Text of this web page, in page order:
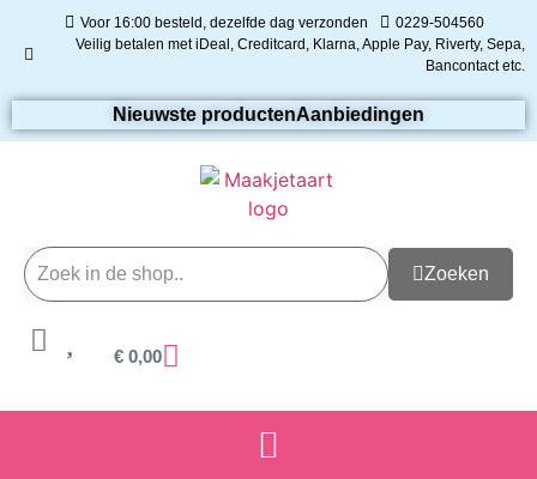
Voor 16:00 besteld, dezelfde dag verzonden
0229-504560
Veilig betalen met iDeal, Creditcard, Klarna, Apple Pay, Riverty, Sepa,
Bancontact etc.
Nieuwste productenAanbiedingen
Zoeken
€ 0,00